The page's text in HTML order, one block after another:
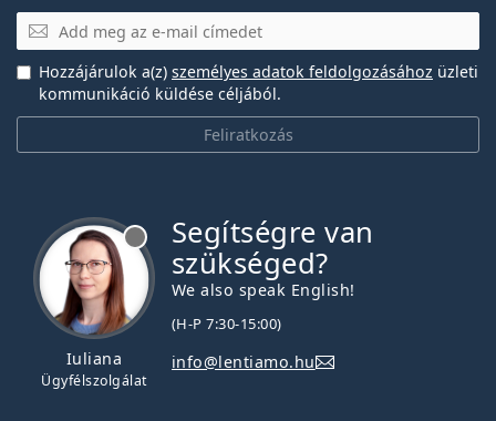
E-mail
Feliratkozás
Hozzájárulok a(z) személyes adatok feldolgozásához üzleti
kommunikáció küldése céljából.
Iuliana
Ügyfélszolgálat
Segítségre van
szükséged?
We also speak English!
(H-P 7:30-15:00)
info@lentiamo.hu